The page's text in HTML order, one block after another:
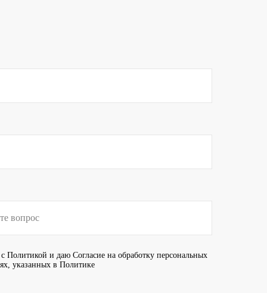
Политикой и даю Согласие на обработку персональных
указанных в Политике